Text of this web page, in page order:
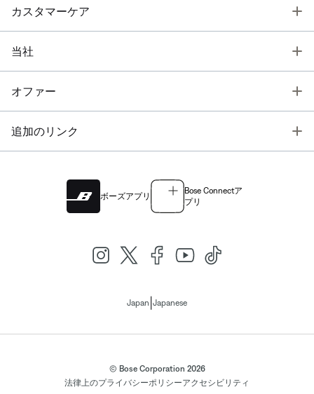
カスタマーケア
当社
オファー
追加のリンク
ボーズアプリ
Bose Connectア
プリ
Japan Japanese
© Bose Corporation 2026
法律上のプライバシーポリシーアクセシビリティ